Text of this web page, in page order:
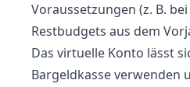
Voraussetzungen (z. B.
Restbudgets aus dem
Das virtuelle Konto lässt
Bargeldkasseverwenden